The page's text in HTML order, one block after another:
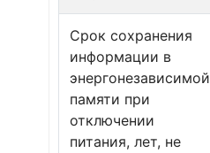
Срок сохранения
информации в
энергонезависимой
памяти при
отключении
питания, лет, не